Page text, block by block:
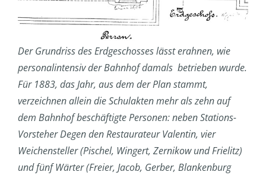
Der Grundriss des Erdgeschosses lässt erahnen, wie
personalintensiv der Bahnhof damals betrieben wurde.
Für 1883, das Jahr, aus dem der Plan stammt,
verzeichnen allein die Schulakten mehr als zehn auf
dem Bahnhof beschäftigte Personen: neben Stations-
Vorsteher Degen den Restaurateur Valentin, vier
Weichensteller (Pischel, Wingert, Zernikow und Frielitz)
und fünf Wärter (Freier, Jacob, Gerber, Blankenburg